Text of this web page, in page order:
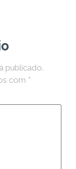
publicado.
com *